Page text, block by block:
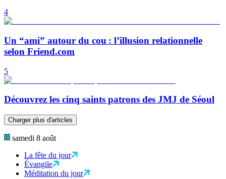
4
Un “ami” autour du cou : l’illusion relationnelle
selon Friend.com
5
Découvrez les cinq saints patrons des JMJ de Séoul
Charger plus d'articles
samedi 8 août
La fête du jour
Évangile
Méditation du jour